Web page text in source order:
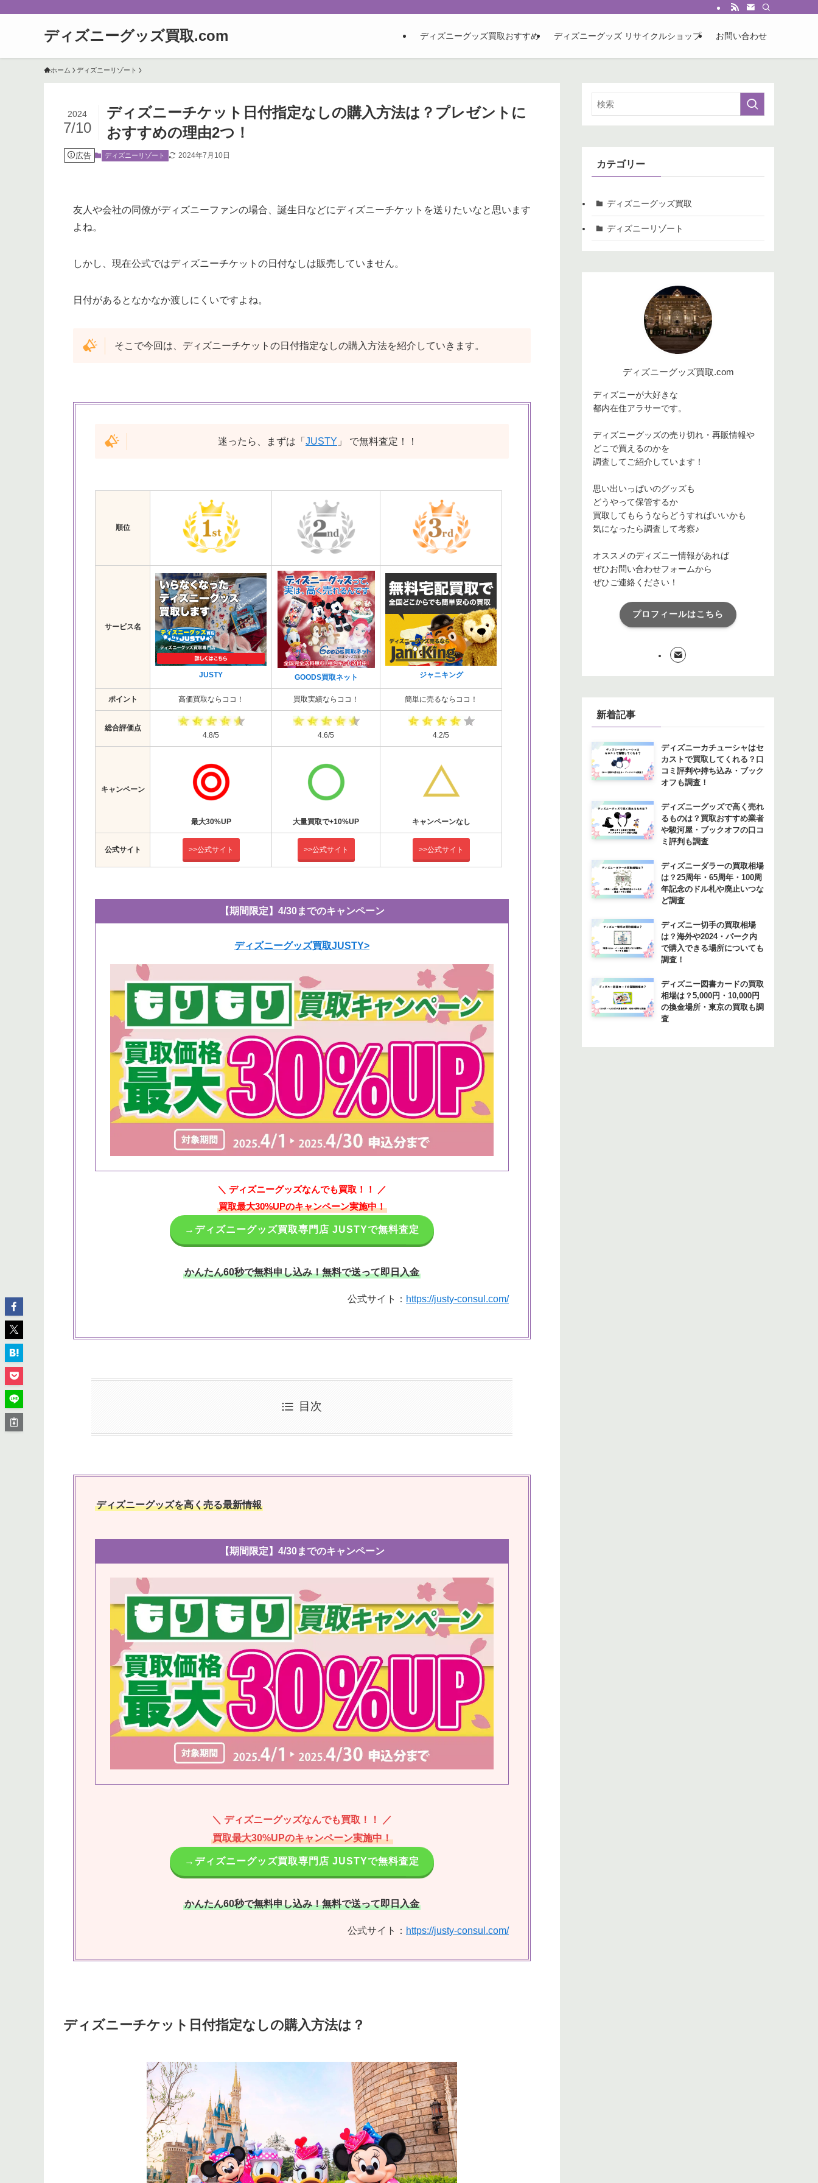
ディズニーグッズ買取.com ディズニーグッズ買取おすすめ ディズニーグッズ リサイクルショップ お問い合わせ
ホーム ディズニーリゾート
ディズニーチケット日付指定なしの購入方法は？プレゼントに
おすすめの理由2つ！
2024
7/10
広告 ディズニーリゾート 2024年7月10日
友人や会社の同僚がディズニーファンの場合、誕生日などにディズニーチケットを送りたいなと思います
よね。
しかし、現在公式ではディズニーチケットの日付なしは販売していません。
日付があるとなかなか渡しにくいですよね。
そこで今回は、ディズニーチケットの日付指定なしの購入方法を紹介していきます。
迷ったら、まずは「 JUSTY 」 で無料査定！！
順位
サービス名
JUSTY GOODS買取ネット ジャニキング
ポイント 高価買取ならココ！ 買取実績ならココ！ 簡単に売るならココ！
総合評価点
4.8/5
4.6/5 4.2/5
キャンペーン
最大30%UP 大量買取で+10%UP キャンペーンなし
公式サイト >>公式サイト >>公式サイト >>公式サイト
【期間限定】4/30までのキャンペーン
ディズニーグッズ買取JUSTY>
＼ ディズニーグッズなんでも買取！！ ／
買取最大30%UPのキャンペーン実施中！
→ディズニーグッズ買取専門店 JUSTYで無料査定
かんたん60秒で無料申し込み！無料で送って即日入金
公式サイト： https://justy-consul.com/
目次
ディズニーグッズを高く売る最新情報
【期間限定】4/30までのキャンペーン
＼ ディズニーグッズなんでも買取！！ ／
買取最大30%UPのキャンペーン実施中！
→ディズニーグッズ買取専門店 JUSTYで無料査定
かんたん60秒で無料申し込み！無料で送って即日入金
公式サイト： https://justy-consul.com/
ディズニーチケット日付指定なしの購入方法は？
カテゴリー
ディズニーグッズ買取
ディズニーリゾート
ディズニーグッズ買取.com
ディズニーが大好きな
都内在住アラサーです。
ディズニーグッズの売り切れ・再販情報や
どこで買えるのかを
調査してご紹介しています！
思い出いっぱいのグッズも
どうやって保管するか
買取してもらうならどうすればいいかも
気になったら調査して考察♪
オススメのディズニー情報があれば
ぜひお問い合わせフォームから
ぜひご連絡ください！
プロフィールはこちら
新着記事
ディズニーカチューシャはセ
カストで買取してくれる？口
コミ評判や持ち込み・ブック
オフも調査！
ディズニーグッズで高く売れ
るものは？買取おすすめ業者
や駿河屋・ブックオフの口コ
ミ評判も調査
ディズニーダラーの買取相場
は？25周年・65周年・100周
年記念のドル札や廃止いつな
ど調査
ディズニー切手の買取相場
は？海外や2024・パーク内
で購入できる場所についても
調査！
ディズニー図書カードの買取
相場は？5,000円・10,000円
の換金場所・東京の買取も調
査